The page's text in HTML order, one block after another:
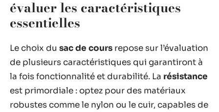
évaluer les caractéristiques
essentielles
Le choix du sac de cours repose sur l’évaluation
de plusieurs caractéristiques qui garantiront à
la fois fonctionnalité et durabilité. La résistance
est primordiale : optez pour des matériaux
robustes comme le nylon ou le cuir, capables de